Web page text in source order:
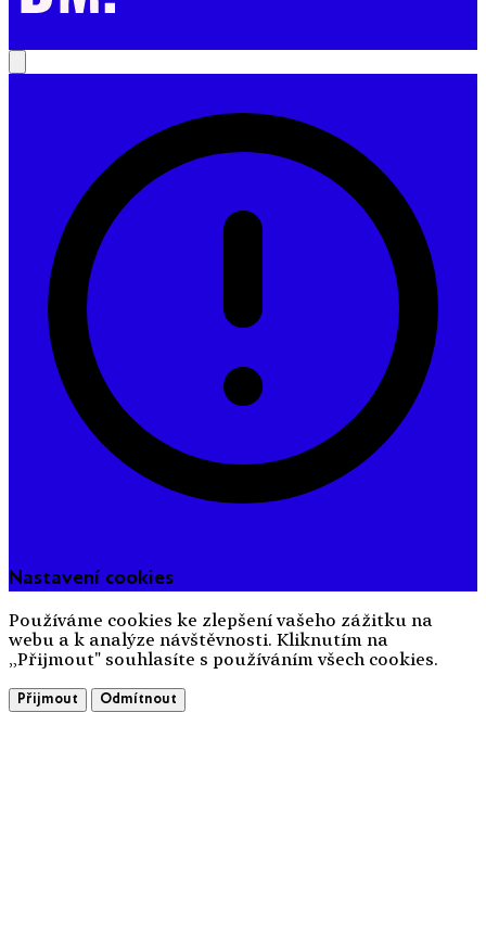
Nastavení cookies
Používáme cookies ke zlepšení vašeho zážitku na
webu a k analýze návštěvnosti. Kliknutím na
„Přijmout" souhlasíte s používáním všech cookies.
Přijmout Odmítnout